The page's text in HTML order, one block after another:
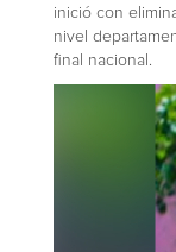
inició con
nivel
final nacional.